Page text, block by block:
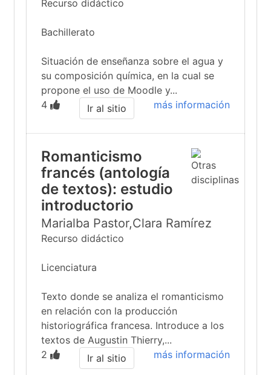
Recurso didáctico
Bachillerato
Situación de enseñanza sobre el agua y
su composición química, en la cual se
propone el uso de Moodle y...
4
más información
Ir al sitio
Romanticismo
francés (antología
de textos): estudio
introductorio
Marialba Pastor,Clara Ramírez
Recurso didáctico
Licenciatura
Texto donde se analiza el romanticismo
en relación con la producción
historiográfica francesa. Introduce a los
textos de Augustin Thierry,...
2
más información
Ir al sitio